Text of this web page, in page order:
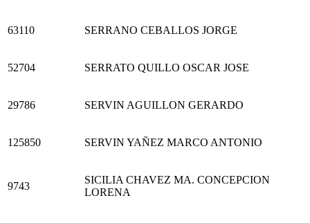
63110 SERRANO CEBALLOS JORGE
52704 SERRATO QUILLO OSCAR JOSE
29786 SERVIN AGUILLON GERARDO
125850 SERVIN YAÑEZ MARCO ANTONIO
9743
SICILIA CHAVEZ MA. CONCEPCION
LORENA